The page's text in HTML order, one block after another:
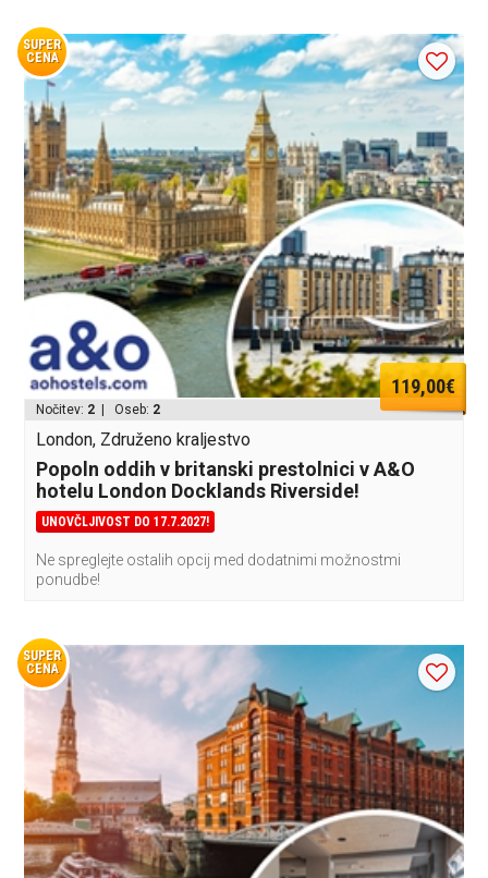
SUPER
CENA
119,00€
Nočitev: 2 | Oseb: 2
London, Združeno kraljestvo
Popoln oddih v britanski prestolnici v A&O
hotelu London Docklands Riverside!
UNOVČLJIVOST DO 17.7.2027!
Ne spreglejte ostalih opcij med dodatnimi možnostmi
ponudbe!
SUPER
CENA